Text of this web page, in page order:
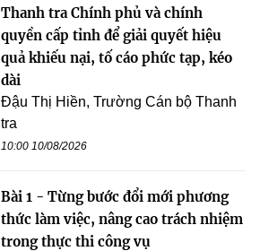
Thanh tra Chính phủ và chính
quyền cấp tỉnh để giải quyết hiệu
quả khiếu nại, tố cáo phức tạp, kéo
dài
Đậu Thị Hiền, Trường Cán bộ Thanh
tra
10:00 10/08/2026
Bài 1 - Từng bước đổi mới phương
thức làm việc, nâng cao trách nhiệm
trong thực thi công vụ